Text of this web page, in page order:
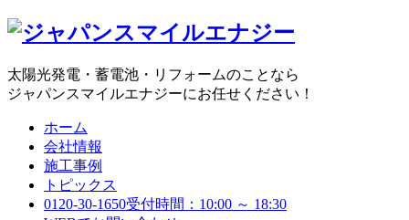
太陽光発電・蓄電池・リフォームのことなら
ジャパンスマイルエナジーにお任せください！
ホーム
会社情報
施工事例
トピックス
0120-30-1650受付時間：10:00 ～ 18:30